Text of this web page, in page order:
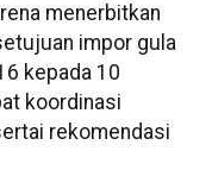
menerbitkan
impor gula
kepada 10
koordinasi
rekomendasi